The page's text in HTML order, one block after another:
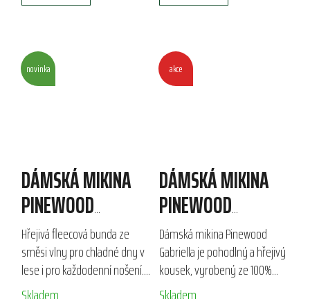
novinka
DÁMSKÁ MIKINA
PINEWOOD
FINNVEDEN WOLL
Hřejivá fleecová bunda ze
směsi vlny pro chladné dny v
lese i pro každodenní nošení.
Měkká a pružná bunda, která
akce
DÁMSKÁ MIKINA
PINEWOOD
GABRIELLA
Dámská mikina Pinewood
Gabriella je pohodlný a hřejivý
kousek, vyrobený ze 100%
polyesteru. Díky měkkému